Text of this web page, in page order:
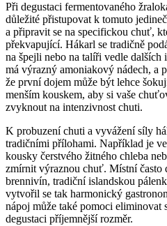
Při degustaci fermentovaného
důležité přistupovat k tomuto
a připravit se na specifickou chuť,
překvapující. Hákarl se tradičně
na špejli nebo na talíři vedle dalších
má výrazný amoniakový nádech, a
že první dojem může být lehce
menším kouskem, aby si vaše
zvyknout na intenzivnost chuti.
K probuzení chuti a vyvážení síly
tradičními přílohami. Například je
kousky čerstvého žitného chleba
zmírnit výraznou chuť. Místní často
brennivín, tradiční islandskou
vytvořil se tak harmonický
nápoj může také pomoci eliminovat
degustaci příjemnější rozměr.